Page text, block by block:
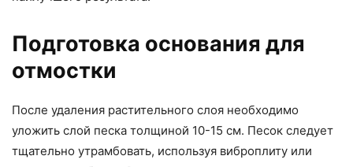
Подготовка основания для
отмостки
После удаления растительного слоя необходимо
уложить слой песка толщиной 10-15 см. Песок следует
тщательно утрамбовать, используя виброплиту или